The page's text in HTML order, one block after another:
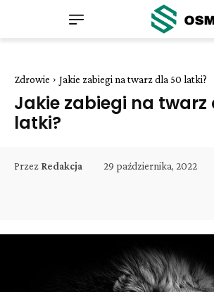
Zdrowie Jakie zabiegi na twarz dla 50 latki?
Jakie zabiegi na twarz
latki?
Przez Redakcja 29 października, 2022